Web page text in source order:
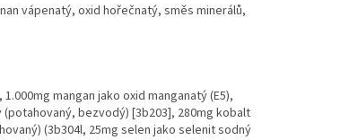
vápenatý, oxid hořečnatý, směs minerálů,
mangan jako oxid manganatý (E5),
bezvodý) [3b203], 280mg kobalt
(3b304l, 25mg selen jako selenit sodný